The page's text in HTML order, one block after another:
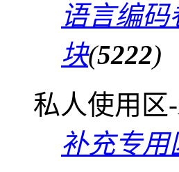
语言编码
块(5222)
私人使用区
补充专用